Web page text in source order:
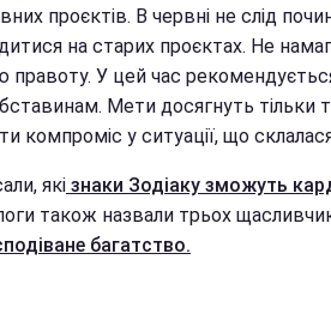
проєктів. В червні не слід
на старих проєктах. Не
У цей час
Мети досягнуть тільки
компроміс у ситуації, що
які знаки Зодіаку зможуть
також назвали трьох
багатство.